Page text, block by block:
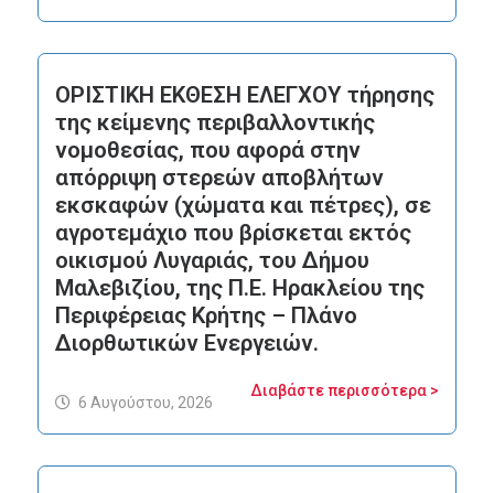
ΟΡΙΣΤΙΚΗ ΕΚΘΕΣΗ ΕΛΕΓΧΟΥ τήρησης
της κείμενης περιβαλλοντικής
νομοθεσίας, που αφορά στην
απόρριψη στερεών αποβλήτων
εκσκαφών (χώματα και πέτρες), σε
αγροτεμάχιο που βρίσκεται εκτός
οικισμού Λυγαριάς, του Δήμου
Μαλεβιζίου, της Π.Ε. Ηρακλείου της
Περιφέρειας Κρήτης – Πλάνο
Διορθωτικών Ενεργειών.
Διαβάστε περισσότερα >
6 Αυγούστου, 2026